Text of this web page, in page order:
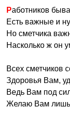
Работников
Есть важные и
Но сметчика
Насколько ж он
Всех сметчиков
Здоровья Вам,
Ведь Вам под
Желаю Вам лишь